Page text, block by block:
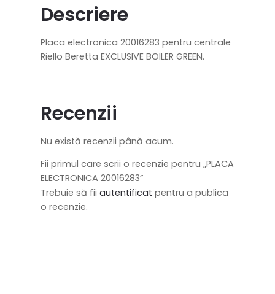
Descriere
Placa electronica 20016283 pentru centrale
Riello Beretta EXCLUSIVE BOILER GREEN.
Recenzii
Nu există recenzii până acum.
Fii primul care scrii o recenzie pentru „PLACA
ELECTRONICA 20016283”
Trebuie să fii autentificat pentru a publica
o recenzie.